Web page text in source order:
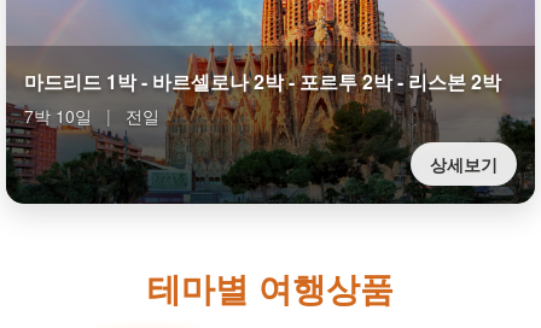
마드리드 1박 - 바르셀로나 2박 - 포르투 2박 - 리스본 2박
7박 10일 |
전일
상세보기
테마별 여행상품